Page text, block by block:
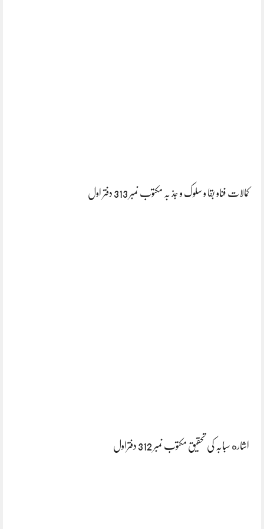
کمالات فناو بقا و سلوک و جذ بہ مکتوب نمبر 313 دفتر اول
اشاره سبابہ کی تحقیق مکتوب نمبر 312 دفتراول